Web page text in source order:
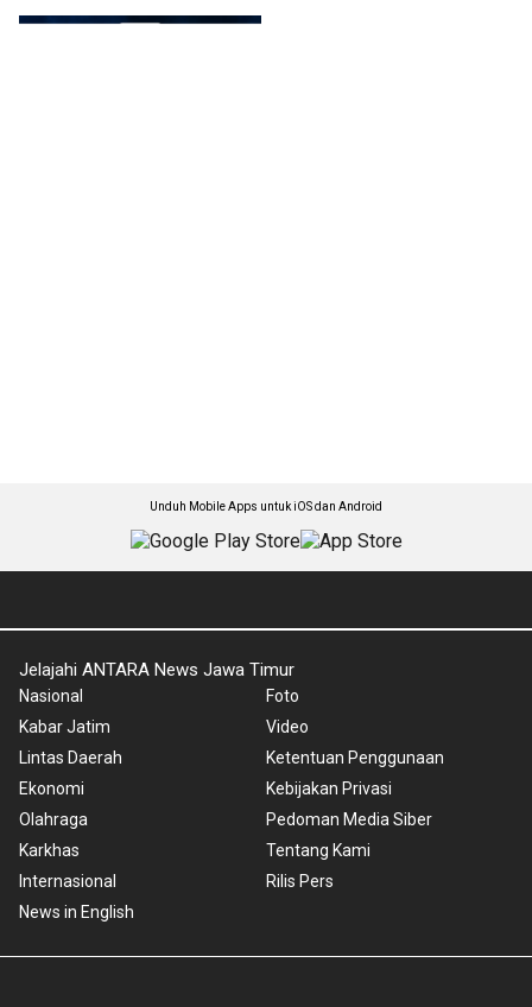
Unduh Mobile Apps untuk iOS dan Android
Jelajahi ANTARA News Jawa Timur
Nasional
Kabar Jatim
Lintas Daerah
Ekonomi
Olahraga
Karkhas
Internasional
News in English
Foto
Video
Ketentuan Penggunaan
Kebijakan Privasi
Pedoman Media Siber
Tentang Kami
Rilis Pers